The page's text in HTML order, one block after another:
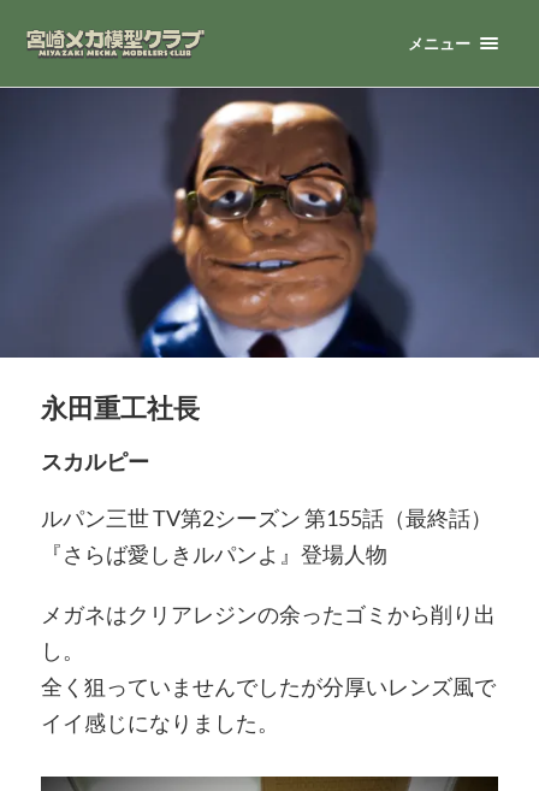
メニュー
永田重工社長
スカルピー
ルパン三世 TV第2シーズン 第155話（最終話）
『さらば愛しきルパンよ』登場人物
メガネはクリアレジンの余ったゴミから削り出
し。
全く狙っていませんでしたが分厚いレンズ風で
イイ感じになりました。